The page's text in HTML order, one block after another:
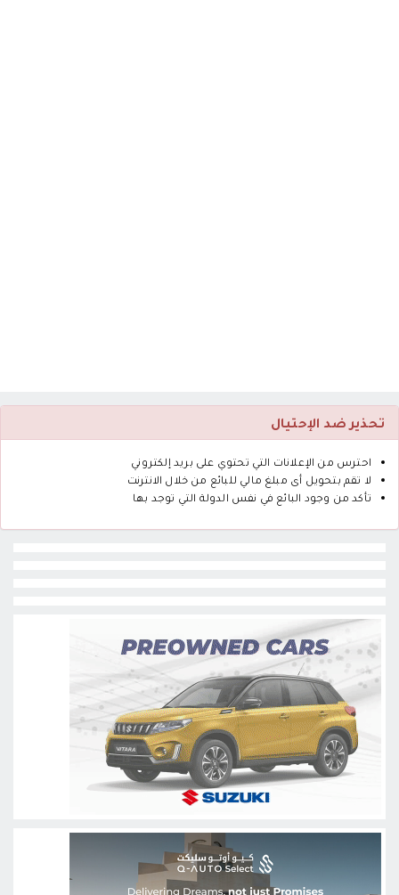
تحذير ضد الإحتيال
احترس من الإعلانات التي تحتوي على بريد إلكتروني
لا تقم بتحويل أى مبلغ مالي للبائع من خلال الانترنت
تأكد من وجود البائع في نفس الدولة التي توجد بها